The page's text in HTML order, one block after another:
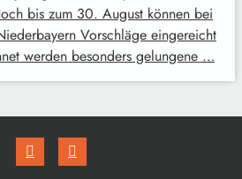
bis zum 30. August können bei
Vorschläge eingereicht
werden besonders gelungene …